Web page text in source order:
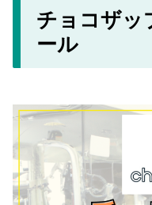
チョコザッ
ール